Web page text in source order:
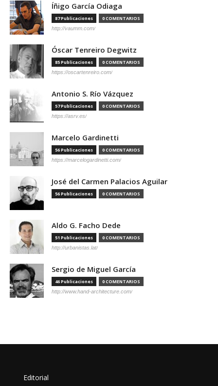
Íñigo García Odiaga
87 Publicaciones 0 COMENTARIOS
http://vaumm.com/
Óscar Tenreiro Degwitz
85 Publicaciones 0 COMENTARIOS
https://oscartenreiro.com/
Antonio S. Río Vázquez
57 Publicaciones 0 COMENTARIOS
https://asrv.es/
Marcelo Gardinetti
56 Publicaciones 0 COMENTARIOS
https://marcelogardinetti.com/
José del Carmen Palacios Aguilar
56 Publicaciones 0 COMENTARIOS
Aldo G. Facho Dede
51 Publicaciones 0 COMENTARIOS
http://urbanistas.lat/
Sergio de Miguel García
46 Publicaciones 0 COMENTARIOS
http://www.hand-architecture.com/
Editorial